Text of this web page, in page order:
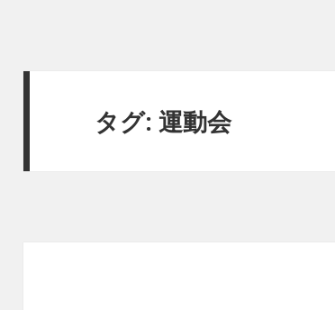
タグ:運動会